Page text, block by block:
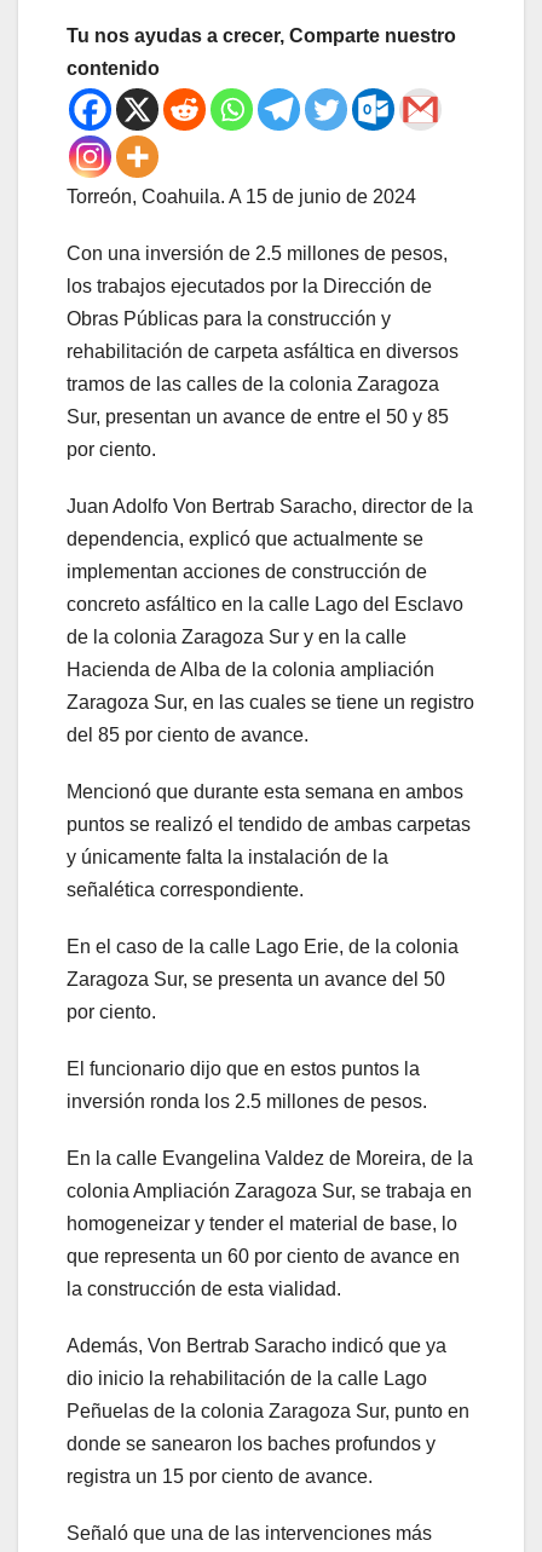
Tu nos ayudas a crecer, Comparte nuestro
contenido
Torreón, Coahuila. A 15 de junio de 2024
Con una inversión de 2.5 millones de pesos,
los trabajos ejecutados por la Dirección de
Obras Públicas para la construcción y
rehabilitación de carpeta asfáltica en diversos
tramos de las calles de la colonia Zaragoza
Sur, presentan un avance de entre el 50 y 85
por ciento.
Juan Adolfo Von Bertrab Saracho, director de la
dependencia, explicó que actualmente se
implementan acciones de construcción de
concreto asfáltico en la calle Lago del Esclavo
de la colonia Zaragoza Sur y en la calle
Hacienda de Alba de la colonia ampliación
Zaragoza Sur, en las cuales se tiene un registro
del 85 por ciento de avance.
Mencionó que durante esta semana en ambos
puntos se realizó el tendido de ambas carpetas
y únicamente falta la instalación de la
señalética correspondiente.
En el caso de la calle Lago Erie, de la colonia
Zaragoza Sur, se presenta un avance del 50
por ciento.
El funcionario dijo que en estos puntos la
inversión ronda los 2.5 millones de pesos.
En la calle Evangelina Valdez de Moreira, de la
colonia Ampliación Zaragoza Sur, se trabaja en
homogeneizar y tender el material de base, lo
que representa un 60 por ciento de avance en
la construcción de esta vialidad.
Además, Von Bertrab Saracho indicó que ya
dio inicio la rehabilitación de la calle Lago
Peñuelas de la colonia Zaragoza Sur, punto en
donde se sanearon los baches profundos y
registra un 15 por ciento de avance.
Señaló que una de las intervenciones más